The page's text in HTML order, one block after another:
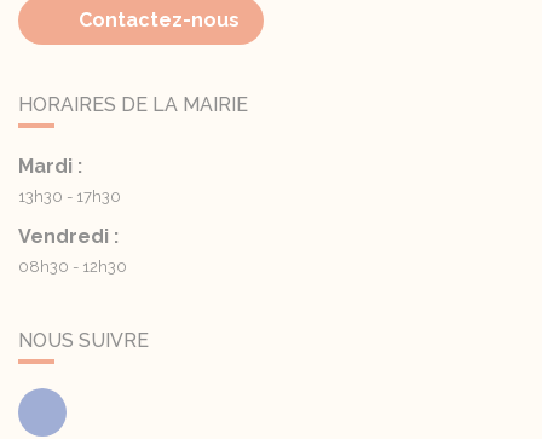
Contactez-nous
HORAIRES DE LA MAIRIE
Mardi :
13h30 - 17h30
Vendredi :
08h30 - 12h30
NOUS SUIVRE
Facebook